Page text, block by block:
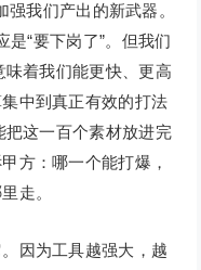
我们产出的新武器。
“要下岗了”。但我们
着我们能更快、更高
中到真正有效的打法
把这一百个素材放进完
方：哪一个能打爆，
走。
因为工具越强大，越